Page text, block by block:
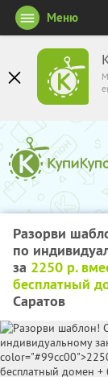
Меню
Разорви
по
за 2250 р.
бесплатный
Саратов